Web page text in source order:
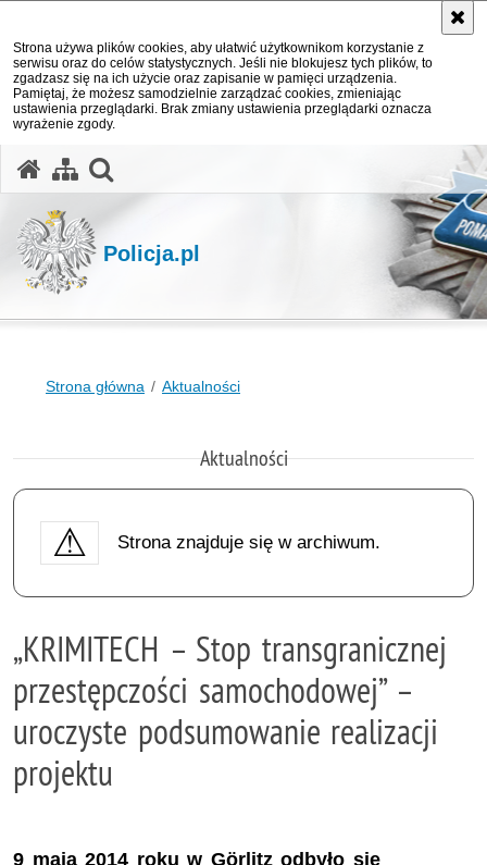
Strona używa plików cookies, aby ułatwić użytkownikom korzystanie z
serwisu oraz do celów statystycznych. Jeśli nie blokujesz tych plików, to
zgadzasz się na ich użycie oraz zapisanie w pamięci urządzenia.
Pamiętaj, że możesz samodzielnie zarządzać cookies, zmieniając
ustawienia przeglądarki. Brak zmiany ustawienia przeglądarki oznacza
wyrażenie zgody.
Policja.pl
Strona główna Aktualności
Aktualności
Strona znajduje się w archiwum.
„KRIMITECH – Stop transgranicznej
przestępczości samochodowej” –
uroczyste podsumowanie realizacji
projektu
9 maja 2014 roku w Görlitz odbyło się